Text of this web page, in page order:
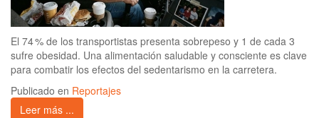
El 74 % de los transportistas presenta sobrepeso y 1 de cada 3
sufre obesidad. Una alimentación saludable y consciente es clave
para combatir los efectos del sedentarismo en la carretera.
Publicado en Reportajes
Leer más ...